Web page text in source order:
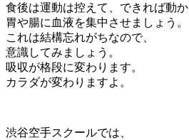
食後は運動は控えて、できれば動か
胃や腸に血液を集中させましょう。
これは結構忘れがちなので、
意識してみましょう。
吸収が格段に変わります。
カラダが変わりますよ。
渋谷空手スクールでは、